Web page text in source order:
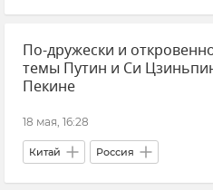
Штормовое предупреждение
МЧС Краснодарского края
По-дружески и
темы Путин и Си
Пекине
18 мая, 16:28
Китай Россия
Си Цзиньпин (председатель КНР)